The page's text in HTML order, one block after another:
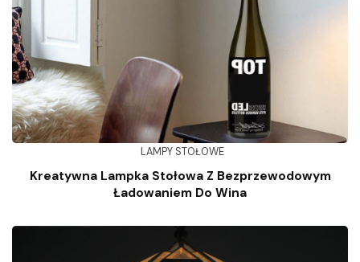
LAMPY STOŁOWE
Kreatywna Lampka Stołowa Z Bezprzewodowym
Ładowaniem Do Wina